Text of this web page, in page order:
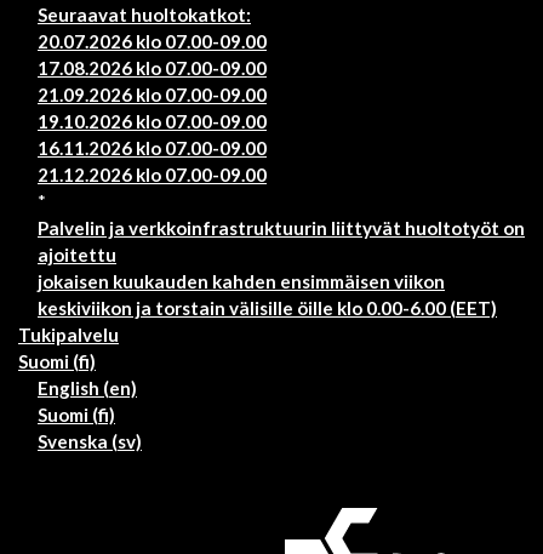
Seuraavat huoltokatkot:
20.07.2026 klo 07.00-09.00
17.08.2026 klo 07.00-09.00
21.09.2026 klo 07.00-09.00
19.10.2026 klo 07.00-09.00
16.11.2026 klo 07.00-09.00
21.12.2026 klo 07.00-09.00
*
Palvelin ja verkkoinfrastruktuurin liittyvät huoltotyöt on
ajoitettu
jokaisen kuukauden kahden ensimmäisen viikon
keskiviikon ja torstain välisille öille klo 0.00-6.00 (EET)
Tukipalvelu
Suomi ‎(fi)‎
English ‎(en)‎
Suomi ‎(fi)‎
Svenska ‎(sv)‎